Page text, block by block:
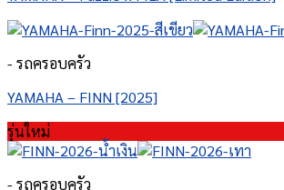
- รถครอบครัว
YAMAHA – FINN [2025]
รุ่นใหม่
- รถครอบครัว